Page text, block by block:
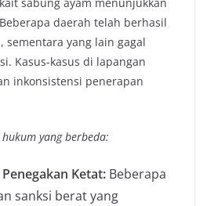
daerah telah berhasil
sementara yang lain gagal
Kasus-kasus di lapangan
inkonsistensi penerapan
yang berbeda:
Ketat: Beberapa
sanksi berat yang